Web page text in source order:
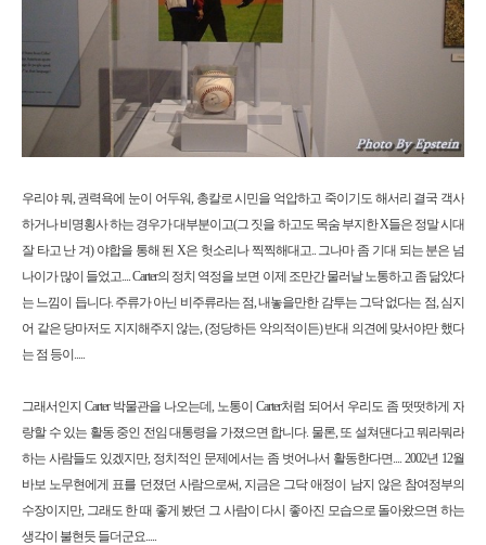
우리야 뭐, 권력욕에 눈이 어두워, 총칼로 시민을 억압하고 죽이기도 해서리 결국 객사
하거나 비명횡사 하는 경우가 대부분이고(그 짓을 하고도 목숨 부지한 X들은 정말 시대
잘 타고 난 겨) 야합을 통해 된 X은 헛소리나 찍찍해대고.. 그나마 좀 기대 되는 분은 넘
나이가 많이 들었고.... Carter의 정치 역정을 보면 이제 조만간 물러날 노통하고 좀 닮았다
는 느낌이 듭니다. 주류가 아닌 비주류라는 점, 내놓을만한 감투는 그닥 없다는 점, 심지
어 같은 당마저도 지지해주지 않는, (정당하든 악의적이든) 반대 의견에 맞서야만 했다
는 점 등이.....
그래서인지 Carter 박물관을 나오는데, 노통이 Carter처럼 되어서 우리도 좀 떳떳하게 자
랑할 수 있는 활동 중인 전임 대통령을 가졌으면 합니다. 물론, 또 설쳐댄다고 뭐라뭐라
하는 사람들도 있겠지만, 정치적인 문제에서는 좀 벗어나서 활동한다면.... 2002년 12월
바보 노무현에게 표를 던졌던 사람으로써, 지금은 그닥 애정이 남지 않은 참여정부의
수장이지만, 그래도 한 때 좋게 봤던 그 사람이 다시 좋아진 모습으로 돌아왔으면 하는
생각이 불현듯 들더군요.....